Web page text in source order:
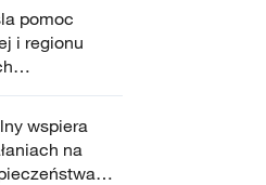
pomoc
i regionu
w walce z
wspiera
na